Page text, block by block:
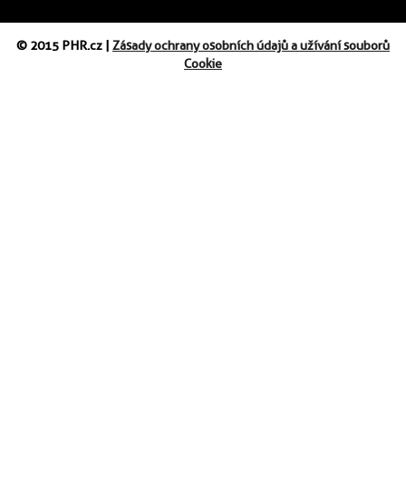
© 2015 PHR.cz | Zásady ochrany osobních údajů a užívání souborů
Cookie